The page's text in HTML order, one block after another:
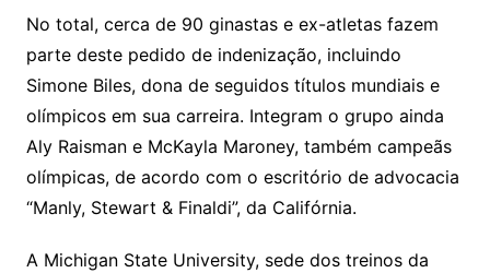
No total, cerca de 90 ginastas e ex-atletas fazem
parte deste pedido de indenização, incluindo
Simone Biles, dona de seguidos títulos mundiais e
olímpicos em sua carreira. Integram o grupo ainda
Aly Raisman e McKayla Maroney, também campeãs
olímpicas, de acordo com o escritório de advocacia
“Manly, Stewart & Finaldi”, da Califórnia.
A Michigan State University, sede dos treinos da